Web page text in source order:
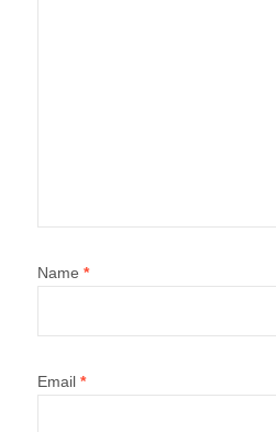
Name *
Email *